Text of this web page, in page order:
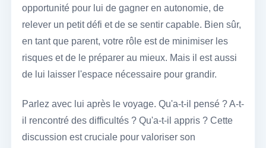
opportunité pour lui de gagner en autonomie, de
relever un petit défi et de se sentir capable. Bien sûr,
en tant que parent, votre rôle est de minimiser les
risques et de le préparer au mieux. Mais il est aussi
de lui laisser l'espace nécessaire pour grandir.
Parlez avec lui après le voyage. Qu'a-t-il pensé ? A-t-
il rencontré des difficultés ? Qu'a-t-il appris ? Cette
discussion est cruciale pour valoriser son